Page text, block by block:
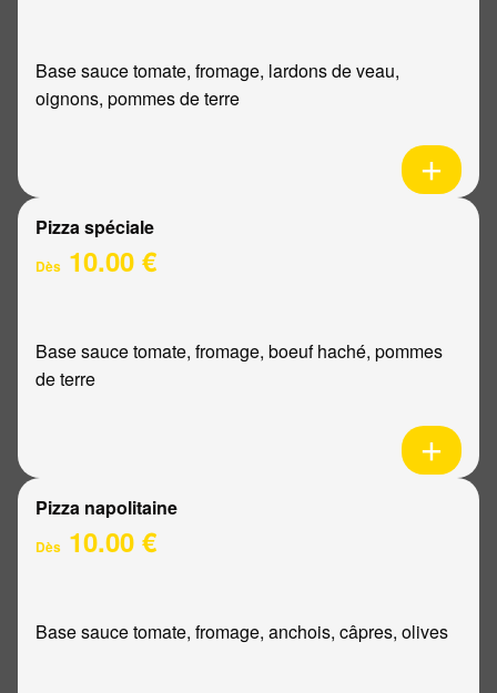
Base sauce tomate, fromage, lardons de veau,
oignons, pommes de terre
Pizza spéciale
Dès 10.00 €
Base sauce tomate, fromage, boeuf haché, pommes
de terre
Pizza napolitaine
Dès 10.00 €
Base sauce tomate, fromage, anchois, câpres, olives